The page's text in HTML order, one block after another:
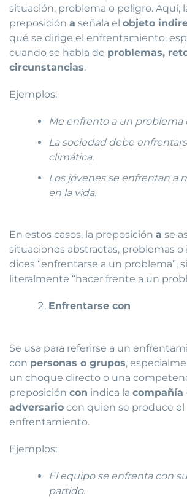
situación, problema o peligro. Aquí,
preposición a señala el objeto
qué se dirige el enfrentamiento,
cuando se habla de problemas,
circunstancias.
Ejemplos:
Me enfrento a un problema
La sociedad debe
climática.
Los jóvenes se enfrentan a
en la vida.
En estos casos, la preposición a se
situaciones abstractas, problemas o
dices “enfrentarse a un problema”,
literalmente “hacer frente a un
Enfrentarse con
Se usa para referirse a un
con personas o grupos,
un choque directo o una
preposición con indica la compañía
adversario con quien se produce el
enfrentamiento.
Ejemplos:
El equipo se enfrenta con
partido.